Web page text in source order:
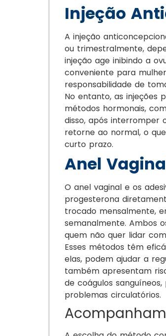
Injeção
A injeção
ou trimestralmente,
injeção age inibindo a
conveniente para
responsabilidade de
No entanto, as injeções
métodos hormonais,
disso, após interromper
retorne ao normal, o
curto prazo.
Anel
O anel vaginal e os
progesterona
trocado mensalmente,
semanalmente. Ambos
quem não quer lidar
Esses métodos têm
elas, podem ajudar a
também apresentam
de coágulos
problemas circulatórios.